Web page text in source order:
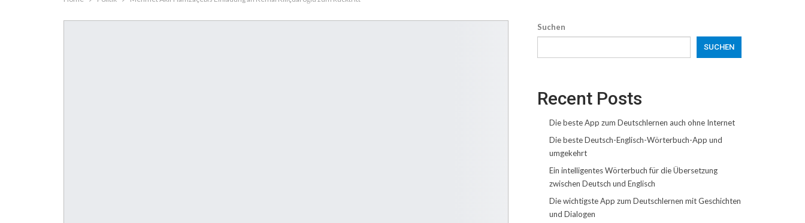
Suchen
SUCHEN
Recent Posts
Die beste App zum Deutschlernen auch ohne Internet
Die beste Deutsch-Englisch-Wörterbuch-App und
umgekehrt
Ein intelligentes Wörterbuch für die Übersetzung
zwischen Deutsch und Englisch
Die wichtigste App zum Deutschlernen mit Geschichten
und Dialogen